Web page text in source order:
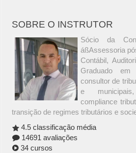
SOBRE O INSTRUTOR
Sócio da
áßAssessoria
Contábil,
Graduado em
consultor de
e
compliance
transição de regimes tributários e
4.5 classificação média
14691 avaliações
34 cursos